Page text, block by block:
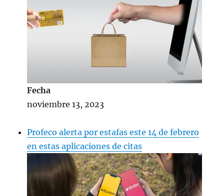
Fecha
noviembre 13, 2023
Profeco alerta por estafas este 14 de febrero
en estas aplicaciones de citas